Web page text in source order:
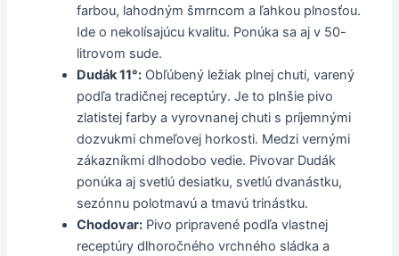
farbou, lahodným šmrncom a ľahkou plnosťou.
Ide o nekolísajúcu kvalitu. Ponúka sa aj v 50-
litrovom sude.
Dudák 11°: Obľúbený ležiak plnej chuti, varený
podľa tradičnej receptúry. Je to plnšie pivo
zlatistej farby a vyrovnanej chuti s príjemnými
dozvukmi chmeľovej horkosti. Medzi vernými
zákazníkmi dlhodobo vedie. Pivovar Dudák
ponúka aj svetlú desiatku, svetlú dvanástku,
sezónnu polotmavú a tmavú trinástku.
Chodovar: Pivo pripravené podľa vlastnej
receptúry dlhoročného vrchného sládka a